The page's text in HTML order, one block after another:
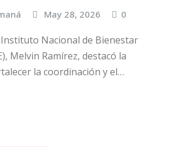
May 28, 2026 0
Nacional de Bienestar
Melvin Ramírez, destacó la
la coordinación y el…